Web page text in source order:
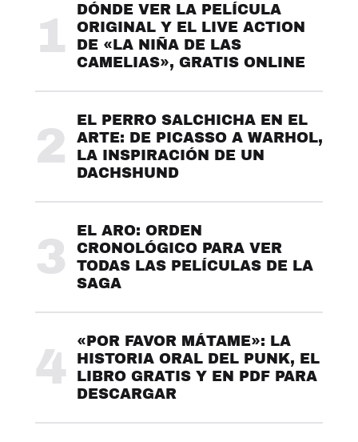
1
DÓNDE VER LA PELÍCULA
ORIGINAL Y EL LIVE ACTION
DE «LA NIÑA DE LAS
CAMELIAS», GRATIS ONLINE
2
EL PERRO SALCHICHA EN EL
ARTE: DE PICASSO A WARHOL,
LA INSPIRACIÓN DE UN
DACHSHUND
3
EL ARO: ORDEN
CRONOLÓGICO PARA VER
TODAS LAS PELÍCULAS DE LA
SAGA
4
«POR FAVOR MÁTAME»: LA
HISTORIA ORAL DEL PUNK, EL
LIBRO GRATIS Y EN PDF PARA
DESCARGAR